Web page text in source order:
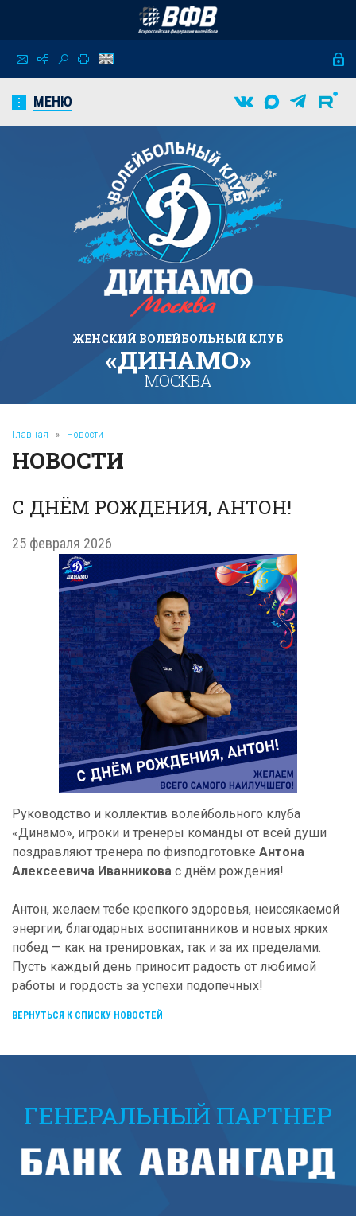
МЕНЮ
ЖЕНСКИЙ ВОЛЕЙБОЛЬНЫЙ КЛУБ
«ДИНАМО»
МОСКВА
Главная » Новости
НОВОСТИ
С ДНЁМ РОЖДЕНИЯ, АНТОН!
25 февраля 2026
Руководство и коллектив волейбольного клуба
«Динамо», игроки и тренеры команды от всей души
поздравляют тренера по физподготовке Антона
Алексеевича Иванникова с днём рождения!
Антон, желаем тебе крепкого здоровья, неиссякаемой
энергии, благодарных воспитанников и новых ярких
побед — как на тренировках, так и за их пределами.
Пусть каждый день приносит радость от любимой
работы и гордость за успехи подопечных!
ВЕРНУТЬСЯ К СПИСКУ НОВОСТЕЙ
ГЕНЕРАЛЬНЫЙ ПАРТНЕР